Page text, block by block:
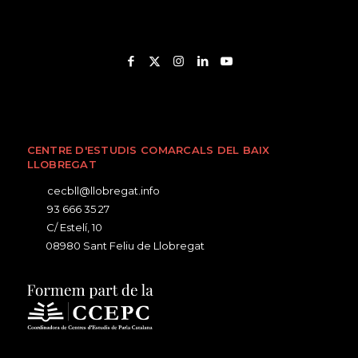
CENTRE D'ESTUDIS COMARCALS DEL BAIX
LLOBREGAT
cecbll@llobregat.info
93 666 35 27
C/ Estelí, 10
08980 Sant Feliu de Llobregat